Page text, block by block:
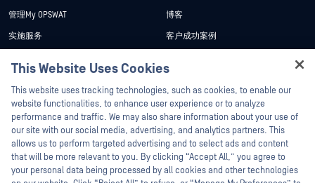
管理My OPSWAT
实施服务
培训
漏洞计划
合作伙伴
认证
技术合作伙伴
博客
客户成功案例
网络研讨会
产品型录
白皮书
This Website Uses Cookies
This website uses tracking technologies, such as cookies, to enable our
website functionalities, to enhance user experience or to analyze
performance and traffic. We may also share information about your use of
our site with our social media, advertising, and analytics partners. This
allows us to perform targeted advertising and to select ads and content
that will be more relevant to you. By clicking “Accept All,” you agree to
your personal data being processed by all cookies and other technologies
Hey there!
I'm Ozzy, your OPSWAT virtual assistant.
How can I help you secure what's critical
today?